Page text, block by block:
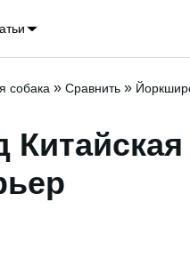
собака » Сравнить »